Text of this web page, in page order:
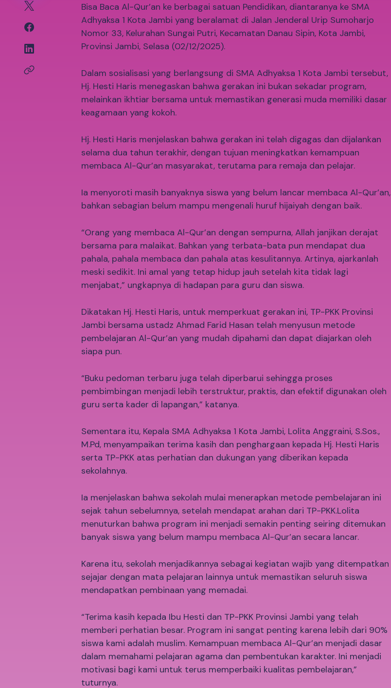
Bisa Baca Al-Qur’an ke berbagai satuan Pendidikan, diantaranya ke SMA
Adhyaksa 1 Kota Jambi yang beralamat di Jalan Jenderal Urip Sumoharjo
Nomor 33, Kelurahan Sungai Putri, Kecamatan Danau Sipin, Kota Jambi,
Provinsi Jambi, Selasa (02/12/2025).
Dalam sosialisasi yang berlangsung di SMA Adhyaksa 1 Kota Jambi tersebut,
Hj. Hesti Haris menegaskan bahwa gerakan ini bukan sekadar program,
melainkan ikhtiar bersama untuk memastikan generasi muda memiliki dasar
keagamaan yang kokoh.
Hj. Hesti Haris menjelaskan bahwa gerakan ini telah digagas dan dijalankan
selama dua tahun terakhir, dengan tujuan meningkatkan kemampuan
membaca Al-Qur’an masyarakat, terutama para remaja dan pelajar.
Ia menyoroti masih banyaknya siswa yang belum lancar membaca Al-Qur’an,
bahkan sebagian belum mampu mengenali huruf hijaiyah dengan baik.
“Orang yang membaca Al-Qur’an dengan sempurna, Allah janjikan derajat
bersama para malaikat. Bahkan yang terbata-bata pun mendapat dua
pahala, pahala membaca dan pahala atas kesulitannya. Artinya, ajarkanlah
meski sedikit. Ini amal yang tetap hidup jauh setelah kita tidak lagi
menjabat,” ungkapnya di hadapan para guru dan siswa.
Dikatakan Hj. Hesti Haris, untuk memperkuat gerakan ini, TP-PKK Provinsi
Jambi bersama ustadz Ahmad Farid Hasan telah menyusun metode
pembelajaran Al-Qur’an yang mudah dipahami dan dapat diajarkan oleh
siapa pun.
“Buku pedoman terbaru juga telah diperbarui sehingga proses
pembimbingan menjadi lebih terstruktur, praktis, dan efektif digunakan oleh
guru serta kader di lapangan,” katanya.
Sementara itu, Kepala SMA Adhyaksa 1 Kota Jambi, Lolita Anggraini, S.Sos.,
M.Pd, menyampaikan terima kasih dan penghargaan kepada Hj. Hesti Haris
serta TP-PKK atas perhatian dan dukungan yang diberikan kepada
sekolahnya.
Ia menjelaskan bahwa sekolah mulai menerapkan metode pembelajaran ini
sejak tahun sebelumnya, setelah mendapat arahan dari TP-PKK.Lolita
menuturkan bahwa program ini menjadi semakin penting seiring ditemukan
banyak siswa yang belum mampu membaca Al-Qur’an secara lancar.
Karena itu, sekolah menjadikannya sebagai kegiatan wajib yang ditempatkan
sejajar dengan mata pelajaran lainnya untuk memastikan seluruh siswa
mendapatkan pembinaan yang memadai.
“Terima kasih kepada Ibu Hesti dan TP-PKK Provinsi Jambi yang telah
memberi perhatian besar. Program ini sangat penting karena lebih dari 90%
siswa kami adalah muslim. Kemampuan membaca Al-Qur’an menjadi dasar
dalam memahami pelajaran agama dan pembentukan karakter. Ini menjadi
motivasi bagi kami untuk terus memperbaiki kualitas pembelajaran,”
tuturnya.